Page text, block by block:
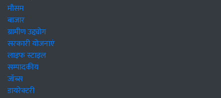
मौसम
बाजार
ग्रामीण उद्द्योग
सरकारी योजनाएं
लाइफ स्टाइल
सम्पादकीय
जॉब्स
डायरेक्टरी